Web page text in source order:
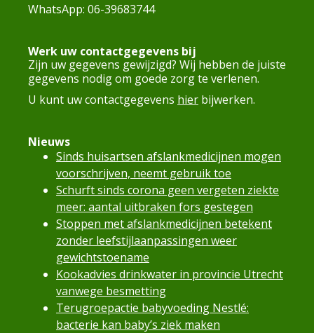
WhatsApp: 06-39683744
Werk uw contactgegevens bij
Zijn uw gegevens gewijzigd? Wij hebben de juiste
gegevens nodig om goede zorg te verlenen.
U kunt uw contactgegevens hier bijwerken.
Nieuws
Sinds huisartsen afslankmedicijnen mogen
voorschrijven, neemt gebruik toe
Schurft sinds corona geen vergeten ziekte
meer: aantal uitbraken fors gestegen
Stoppen met afslankmedicijnen betekent
zonder leefstijlaanpassingen weer
gewichtstoename
Kookadvies drinkwater in provincie Utrecht
vanwege besmetting
Terugroepactie babyvoeding Nestlé:
bacterie kan baby’s ziek maken